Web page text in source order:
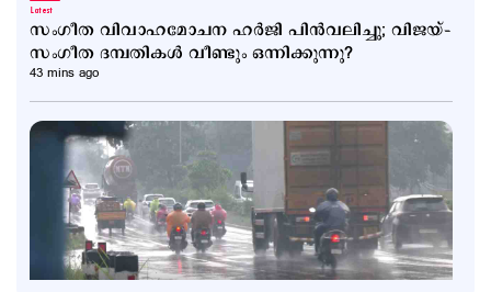
Latest
സംഗീത വിവാഹമോചന ഹര്‍ജി പിന്‍വലിച്ചു; വിജയ്–
സംഗീത ദമ്പതികള്‍ വീണ്ടും ഒന്നിക്കുന്നു?
43 mins ago